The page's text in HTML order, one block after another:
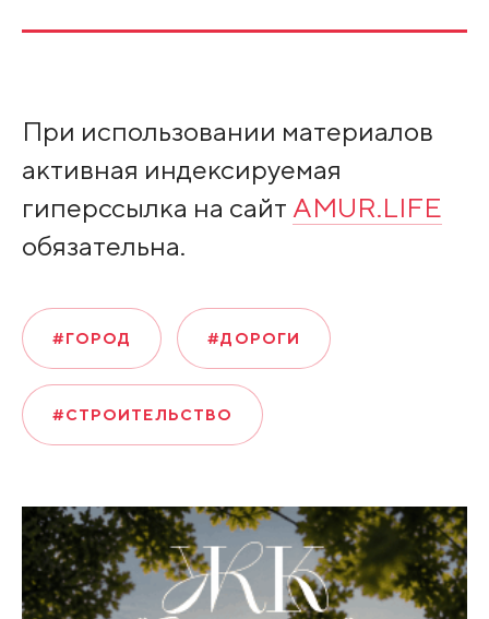
При использовании материалов
активная индексируемая
гиперссылка на сайт AMUR.LIFE
обязательна.
#ГОРОД #ДОРОГИ
#СТРОИТЕЛЬСТВО